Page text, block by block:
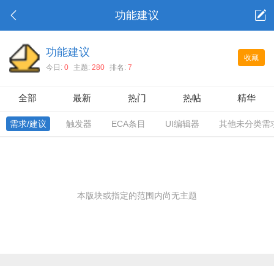
功能建议
收藏
功能建议
今日: 0 主题: 280 排名: 7
全部 最新 热门 热帖 精华
需求/建议 触发器 ECA条目 UI编辑器 其他未分类需
本版块或指定的范围内尚无主题